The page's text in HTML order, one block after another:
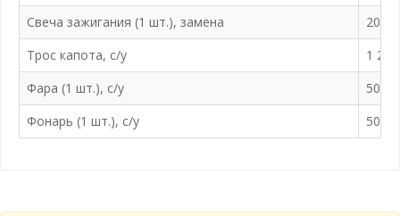
Свеча зажигания (1 шт.), замена
200 ₽
Трос капота, с/у
1
Фара (1 шт.), с/у
500 ₽
Фонарь (1 шт.), с/у
500 ₽